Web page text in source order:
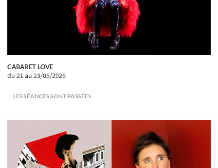
CABARET LOVE
du 21au 23/05/2026
LES SÉANCES SONT PASSÉES